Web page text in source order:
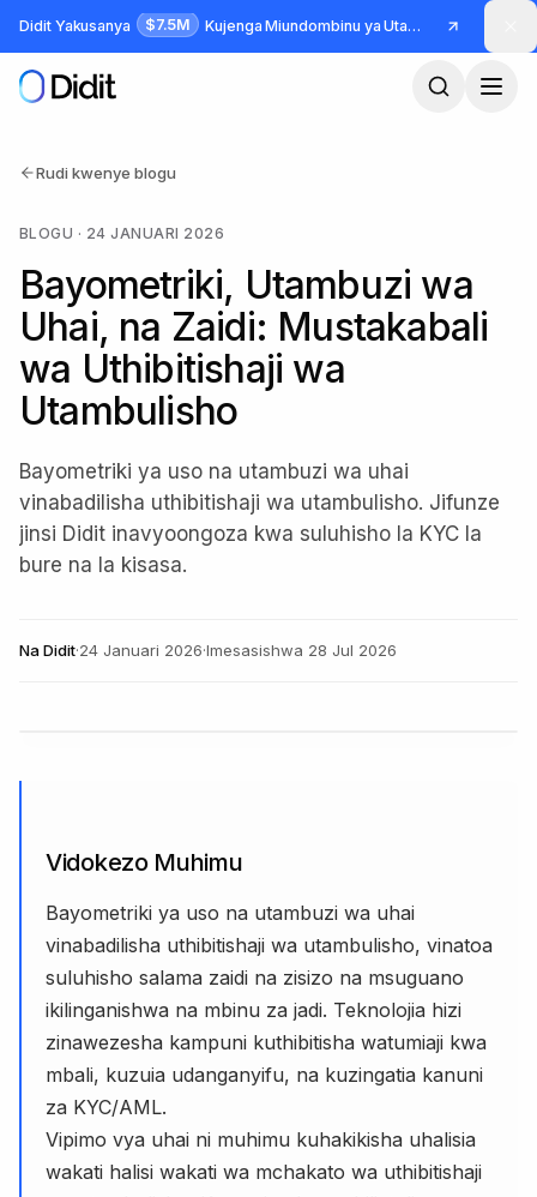
Ruka hadi maudhui makuu
Didit Yakusanya $7.5M Kujenga Miundombinu ya Utambulisho na Udanganyifu
Rudi kwenye blogu
BLOGU · 24 JANUARI 2026
Bayometriki, Utambuzi wa
Uhai, na Zaidi: Mustakabali
wa Uthibitishaji wa
Utambulisho
Bayometriki ya uso na utambuzi wa uhai
vinabadilisha uthibitishaji wa utambulisho. Jifunze
jinsi Didit inavyoongoza kwa suluhisho la KYC la
bure na la kisasa.
NaDidit·24 Januari 2026·Imesasishwa 28 Jul 2026
Vidokezo Muhimu
Bayometriki ya uso na utambuzi wa uhai
vinabadilisha uthibitishaji wa utambulisho, vinatoa
suluhisho salama zaidi na zisizo na msuguano
ikilinganishwa na mbinu za jadi. Teknolojia hizi
zinawezesha kampuni kuthibitisha watumiaji kwa
mbali, kuzuia udanganyifu, na kuzingatia kanuni
za KYC/AML.
Vipimo vya uhai ni muhimu kuhakikisha uhalisia
wakati halisi wakati wa mchakato wa uthibitishaji